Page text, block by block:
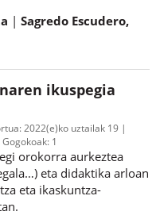
Sagredo Escudero,
ikuspegia
2022(e)ko uztailak 19
Gogokoak: 1
orokorra aurkeztea
eta didaktika arloan
eta ikaskuntza-